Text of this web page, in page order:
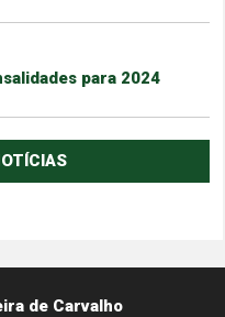
para 2024
de Carvalho